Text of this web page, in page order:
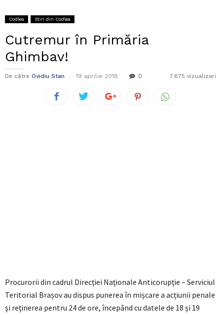
Codlea Stiri din Codlea
Cutremur în Primăria
Ghimbav!
De către Ovidiu Stan 19 aprilie 2018 0 7.675 vizualizari
Procurorii din cadrul Direcţiei Naţionale Anticorupţie – Serviciul
Teritorial Brașov au dispus punerea în mișcare a acțiunii penale
şi reţinerea pentru 24 de ore, începând cu datele de 18 și 19